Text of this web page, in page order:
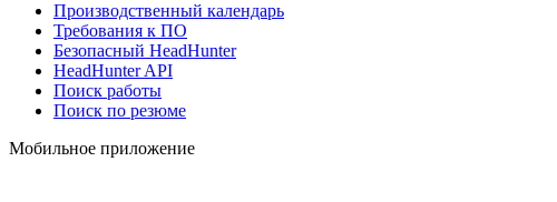
Производственный календарь
Требования к ПО
Безопасный HeadHunter
HeadHunter API
Поиск работы
Поиск по резюме
Мобильное приложение